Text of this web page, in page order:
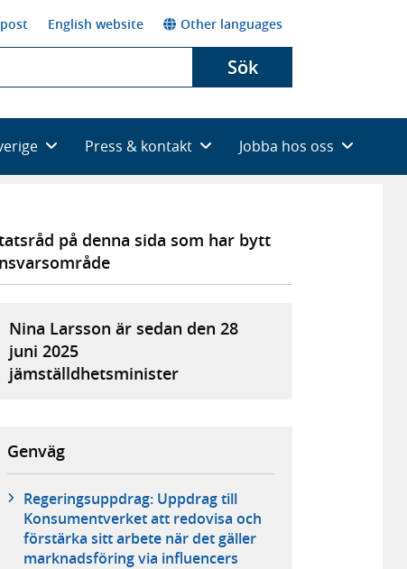
English website Other languages
Sök
Press & kontakt Jobba hos oss
på denna sida som har bytt
Nina Larsson är sedan den 28
juni 2025
jämställdhetsminister
Genväg
Regeringsuppdrag: Uppdrag till
Konsumentverket att redovisa och
förstärka sitt arbete när det gäller
marknadsföring via influencers